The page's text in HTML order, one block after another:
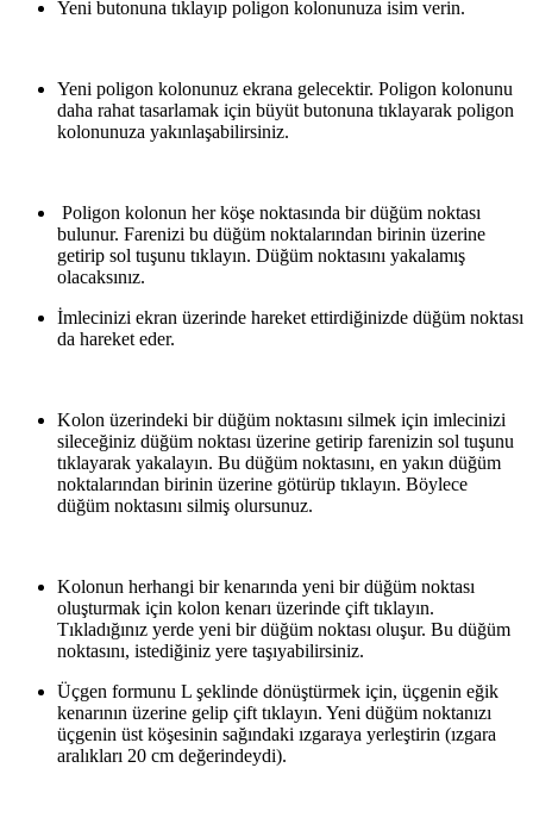
Yeni butonuna tıklayıp poligon kolonunuza isim verin.
Yeni poligon kolonunuz ekrana gelecektir. Poligon kolonunu
daha rahat tasarlamak için büyüt butonuna tıklayarak poligon
kolonunuza yakınlaşabilirsiniz.
Poligon kolonun her köşe noktasında bir düğüm noktası
bulunur. Farenizi bu düğüm noktalarından birinin üzerine
getirip sol tuşunu tıklayın. Düğüm noktasını yakalamış
olacaksınız.
İmlecinizi ekran üzerinde hareket ettirdiğinizde düğüm noktası
da hareket eder.
Kolon üzerindeki bir düğüm noktasını silmek için imlecinizi
sileceğiniz düğüm noktası üzerine getirip farenizin sol tuşunu
tıklayarak yakalayın. Bu düğüm noktasını, en yakın düğüm
noktalarından birinin üzerine götürüp tıklayın. Böylece
düğüm noktasını silmiş olursunuz.
Kolonun herhangi bir kenarında yeni bir düğüm noktası
oluşturmak için kolon kenarı üzerinde çift tıklayın.
Tıkladığınız yerde yeni bir düğüm noktası oluşur. Bu düğüm
noktasını, istediğiniz yere taşıyabilirsiniz.
Üçgen formunu L şeklinde dönüştürmek için, üçgenin eğik
kenarının üzerine gelip çift tıklayın. Yeni düğüm noktanızı
üçgenin üst köşesinin sağındaki ızgaraya yerleştirin (ızgara
aralıkları 20 cm değerindeydi).